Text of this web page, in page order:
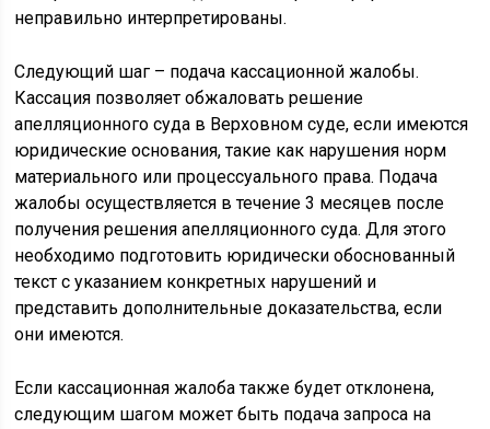
неправильно интерпретированы.
Следующий шаг – подача кассационной жалобы.
Кассация позволяет обжаловать решение
апелляционного суда в Верховном суде, если имеются
юридические основания, такие как нарушения норм
материального или процессуального права. Подача
жалобы осуществляется в течение 3 месяцев после
получения решения апелляционного суда. Для этого
необходимо подготовить юридически обоснованный
текст с указанием конкретных нарушений и
представить дополнительные доказательства, если
они имеются.
Если кассационная жалоба также будет отклонена,
следующим шагом может быть подача запроса на